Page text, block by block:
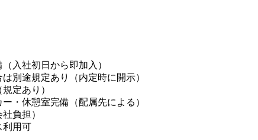
入社初日から即加入）
別途規定あり（内定時に開示）
定あり）
ー・休憩室完備（配属先による）
負担）
利用可